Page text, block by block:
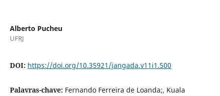
Alberto Pucheu
UFRJ
DOI: https://doi.org/10.35921/jangada.v11i1.500
Palavras-chave: Fernando Ferreira de Loanda;, Kuala